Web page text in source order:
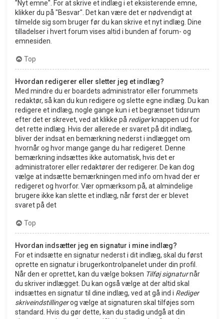
"Nyt emne". For at skrive et indlæg i et eksisterende emne,
klikker du på "Besvar". Det kan være det er nødvendigt at
tilmelde sig som bruger før du kan skrive et nyt indlæg. Dine
tilladelser i hvert forum vises altid i bunden af forum- og
emnesiden.
Top
Hvordan redigerer eller sletter jeg et indlæg?
Med mindre du er boardets administrator eller forummets
redaktør, så kan du kun redigere og slette egne indlæg. Du kan
redigere et indlæg, nogle gange kun i et begrænset tidsrum
efter det er skrevet, ved at klikke på redigerknappen ud for
det rette indlæg. Hvis der allerede er svaret på dit indlæg,
bliver der indsat en bemærkning nederst i indlægget om
hvornår og hvor mange gange du har redigeret. Denne
bemærkning indsættes ikke automatisk, hvis det er
administratorer eller redaktører der redigerer. De kan dog
vælge at indsætte bemærkningen med info om hvad der er
redigeret og hvorfor. Vær opmærksom på, at almindelige
brugere ikke kan slette et indlæg, når først der er blevet
svaret på det
Top
Hvordan indsætter jeg en signatur i mine indlæg?
For et indsætte en signatur nederst i dit indlæg, skal du først
oprette en signatur i brugerkontrolpanelet under din profil.
Når den er oprettet, kan du vælge boksen Tilføj signaturnår
du skriver indlægget. Du kan også vælge at der altid skal
indsættes en signatur til dine indlæg, ved at gå ind i Rediger
skriveindstillingerog vælge at signaturen skal tilføjes som
standard. Hvis du gør dette, kan du stadig undgå at din